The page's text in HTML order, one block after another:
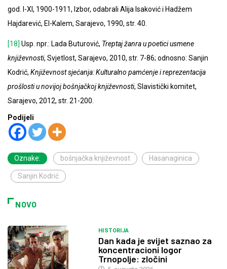
god. I-XI, 1900-1911, Izbor, odabrali Alija Isaković i Hadžem
Hajdarević, El-Kalem, Sarajevo, 1990, str. 40.
[18] Usp. npr.: Lada Buturović, Treptaj žanra u poetici usmene
književnosti, Svjetlost, Sarajevo, 2010, str. 7-86; odnosno: Sanjin
Kodrić, Književnost sjećanja: Kulturalno pamćenje i reprezentacija
prošlosti u novijoj bošnjačkoj književnosti, Slavistički komitet,
Sarajevo, 2012, str. 21-200.
Podijeli
Oznake: bošnjačka književnost Hasanaginica
Sanjin Kodrić
NOVO
HISTORIJA
Dan kada je svijet saznao za
koncentracioni logor
Trnopolje: zločini